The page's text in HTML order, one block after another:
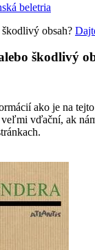
beletria
obsah?
škodlivý
ako je na tejto
vďační, ak